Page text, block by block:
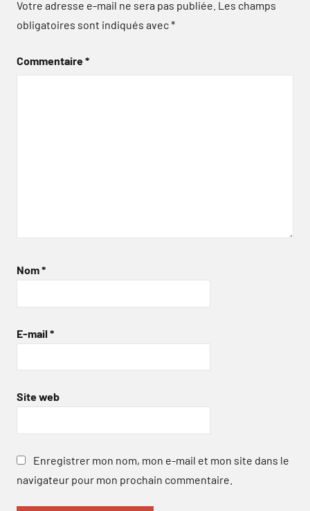
Votre adresse e-mail ne sera pas publiée. Les champs
obligatoires sont indiqués avec*
Commentaire*
Nom*
E-mail *
Site web
Enregistrer mon nom, mon e-mail et mon site dans le
navigateur pour mon prochain commentaire.